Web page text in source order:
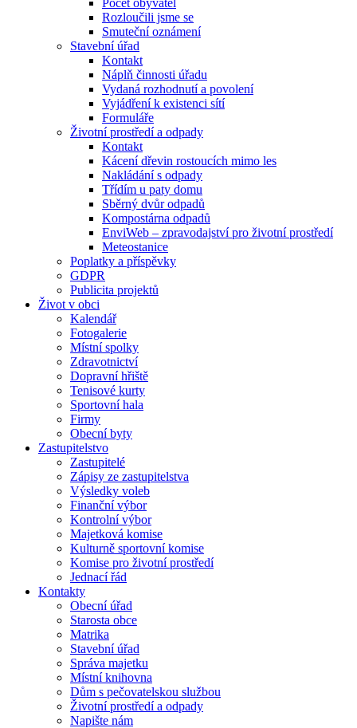
Počet obyvatel
Rozloučili jsme se
Smuteční oznámení
Stavební úřad
Kontakt
Náplň činnosti úřadu
Vydaná rozhodnutí a povolení
Vyjádření k existenci sítí
Formuláře
Životní prostředí a odpady
Kontakt
Kácení dřevin rostoucích mimo les
Nakládání s odpady
Třídím u paty domu
Sběrný dvůr odpadů
Kompostárna odpadů
EnviWeb – zpravodajství pro životní prostředí
Meteostanice
Poplatky a příspěvky
GDPR
Publicita projektů
Život v obci
Kalendář
Fotogalerie
Místní spolky
Zdravotnictví
Dopravní hřiště
Tenisové kurty
Sportovní hala
Firmy
Obecní byty
Zastupitelstvo
Zastupitelé
Zápisy ze zastupitelstva
Výsledky voleb
Finanční výbor
Kontrolní výbor
Majetková komise
Kulturně sportovní komise
Komise pro životní prostředí
Jednací řád
Kontakty
Obecní úřad
Starosta obce
Matrika
Stavební úřad
Správa majetku
Místní knihovna
Dům s pečovatelskou službou
Životní prostředí a odpady
Napište nám